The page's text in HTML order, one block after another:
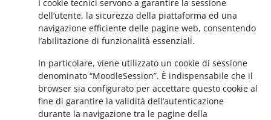
I cookie tecnici servono a garantire la sessione
dell’utente, la sicurezza della piattaforma ed una
navigazione efficiente delle pagine web, consentendo
l’abilitazione di funzionalità essenziali.
In particolare, viene utilizzato un cookie di sessione
denominato “MoodleSession”. È indispensabile che il
browser sia configurato per accettare questo cookie al
fine di garantire la validità dell’autenticazione
durante la navigazione tra le pagine della